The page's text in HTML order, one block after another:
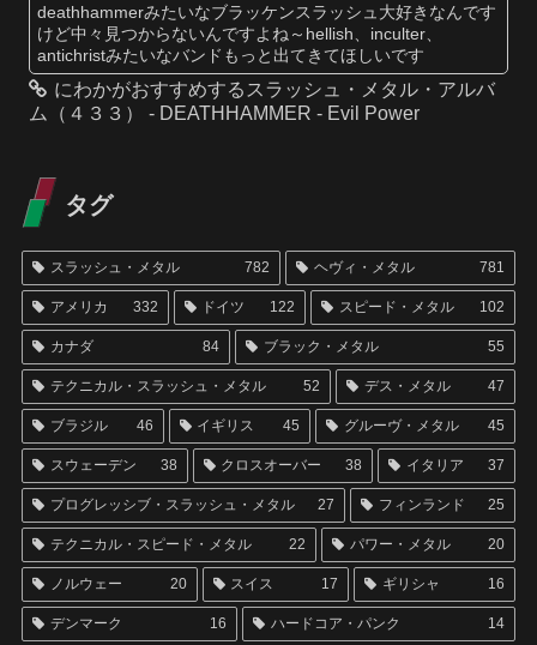
deathhammerみたいなブラッケンスラッシュ大好きなんです
けど中々見つからないんですよね～hellish、inculter、
antichristみたいなバンドもっと出てきてほしいです
にわかがおすすめするスラッシュ・メタル・アルバ
ム（４３３） - DEATHHAMMER - Evil Power
タグ
スラッシュ・メタル 782 ヘヴィ・メタル 781
アメリカ 332 ドイツ 122 スピード・メタル 102
カナダ 84 ブラック・メタル 55
テクニカル・スラッシュ・メタル 52 デス・メタル 47
ブラジル 46 イギリス 45 グルーヴ・メタル 45
スウェーデン 38 クロスオーバー 38 イタリア 37
プログレッシブ・スラッシュ・メタル 27 フィンランド 25
テクニカル・スピード・メタル 22 パワー・メタル 20
ノルウェー 20 スイス 17 ギリシャ 16
デンマーク 16 ハードコア・パンク 14